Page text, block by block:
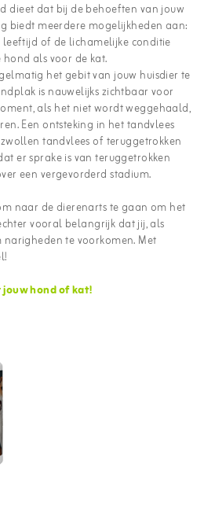
dieet dat bij de behoeften van jouw
biedt meerdere mogelijkheden aan:
of de lichamelijke conditie
als voor de kat.
het gebit van jouw huisdier te
is nauwelijks zichtbaar voor
als het niet wordt weggehaald,
Een ontsteking in het tandvlees
tandvlees of teruggetrokken
er sprake is van teruggetrokken
een vergevorderd stadium.
naar de dierenarts te gaan om het
vooral belangrijk dat jij, als
te voorkomen. Met
jouw hond of kat!